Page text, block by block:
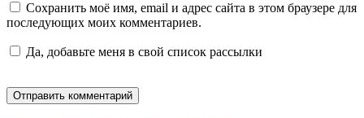
Сохранить моё имя, email и адрес сайта в этом браузере для
последующих моих комментариев.
Да, добавьте меня в свой список рассылки